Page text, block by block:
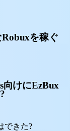
Robuxを稼ぐ
向けにEzBux
できた?